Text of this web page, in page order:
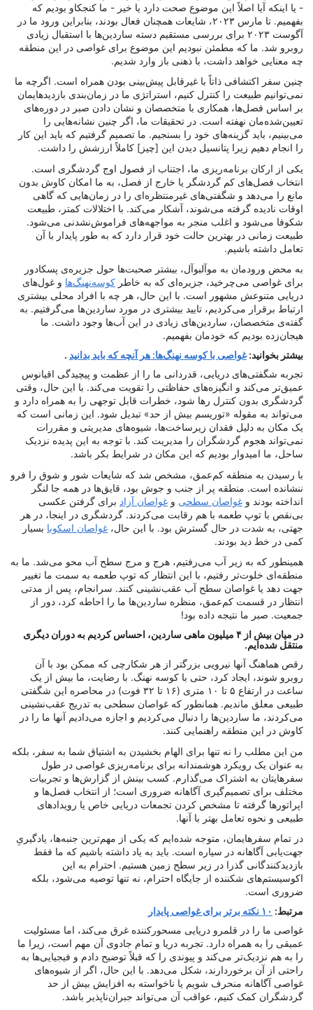
- یا اینکه آیا اصلاً این موضوع صحت دارد یا خیر - ما کنجکاو بودیم که
بفهمیم. تا مارس ۲۰۲۳، شایعات همچنان فعال بودند، بنابراین ورود ما در
آگوست ۲۰۲۳ برای بررسی مستقیم دسته ساردین‌ها با استقبال زیادی
روبرو شد. ما که مطمئن نبودیم این موضوع برای غواصی در این منطقه
چه معنایی خواهد داشت، با ذهنی باز وارد شدیم.
چنین سفر اکتشافی ذاتاً با غیرقابل پیش‌بینی بودن همراه است. اگرچه ما
نمی‌توانیم طبیعت را کنترل کنیم، استراتژی ما در زمان‌بندی بازدیدهایمان
بر اساس فصل‌ها، همکاری با متخصصان و نشان دادن صبر در دوره‌های
تعیین‌شده‌مان نهفته است. در تحقیقات ما، اگر چنین نشانه‌هایی را
می‌بینیم، باید گزینه‌های خود را بسنجیم. ما تصمیم گرفتیم که باید این کار
را انجام دهیم زیرا پتانسیل دیدن این [چیز] کاملاً ارزشش را داشت.
یکی از ارکان برنامه‌ریزی ما، اجتناب از فصول اوج گردشگری است.
انتخاب فصل‌های کم گردشگر یا خارج از فصل، به ما امکان کاوش بدون
مانع را می‌دهد و شگفتی‌های غیرمنتظره‌ای را در زمان‌هایی که گاهی
اوقات نادیده گرفته می‌شوند، آشکار می‌کند. با اختلالات کمتر، طبیعت
شکوفا می‌شود و اغلب منجر به مواجهه‌های فراموش‌نشدنی می‌شود.
طبیعت زمانی در بهترین حالت خود قرار دارد که به طور پایدار با آن
تعامل داشته باشیم.
به محض ورودمان به موآلبوآل، بیشتر صحبت‌ها حول جزیره‌ی پسکادور
برای غواصی می‌چرخید، جزیره‌ای که به خاطر کوسه‌نهنگ‌ها و غول‌های
دریایی متنوعش مشهور است. با این حال، هر چه با افراد محلی بیشتری
ارتباط برقرار می‌کردیم، تایید بیشتری در مورد ساردین‌ها می‌گرفتیم. به
گفته‌ی متخصصان، ساردین‌های زیادی در این آب‌ها وجود داشت. ما
هیجان‌زده بودیم که خودمان بفهمیم.
بیشتر بخوانید:غواصی با کوسه نهنگ‌ها: هر آنچه که باید بدانید .
تجربه شگفتی‌های دریایی، قدردانی ما را از عظمت و پیچیدگی اقیانوس
عمیق‌تر می‌کند و انگیزه‌های حفاظتی را تقویت می‌کند. با این حال، وقتی
گردشگری بدون کنترل رها شود، خطرات قابل توجهی را به همراه دارد و
می‌تواند به مقوله «توریسم بیش از حد» تبدیل شود. این زمانی است که
یک مکان به دلیل فقدان زیرساخت‌ها، شیوه‌های مدیریتی و مقررات
نمی‌تواند هجوم گردشگران را مدیریت کند. با توجه به این پدیده نزدیک
ساحل، ما امیدوار بودیم که این مکان در شرایط بکر باشد.
با رسیدن به منطقه کم‌عمق، مشخص شد که شایعات شور و شوق را فرو
ننشانده است. منطقه پر از جنب و جوش بود، قایق‌ها در همه جا لنگر
انداخته بودند و غواصان سطحی و غواصان آزاد برای گرفتن عکسی
بی‌نقص با توپ طعمه با هم رقابت می‌کردند. گردشگری در اینجا، در هر
جهتی، به شدت در حال گسترش بود. با این حال، غواصان اسکوبا بسیار
کمی در خط دید بودند.
همینطور که به زیر آب می‌رفتیم، هرج و مرج سطح آب محو می‌شد. ما به
منطقه‌ای خلوت‌تر رفتیم، با این انتظار که توپ طعمه به سمت ما تغییر
جهت دهد یا غواصان سطح آب عقب‌نشینی کنند. سرانجام، پس از مدتی
انتظار در قسمت کم‌عمق، منظره ساردین‌ها ما را احاطه کرد، دور از
جمعیت. صبر ما نتیجه داده بود!
در میان بیش از ۴ میلیون ماهی ساردین، احساس کردیم به دوران دیگری
منتقل شده‌ایم.
رقص هماهنگ آنها نیرویی بزرگتر از هر شکارچی که ممکن بود با آن
روبرو شوند، ایجاد کرد، حتی با کوسه نهنگ. با رضایت، ما بیش از یک
ساعت در ارتفاع ۵ تا ۱۰ متری (۱۶ تا ۳۲ فوت) در محاصره این شگفتی
طبیعی معلق ماندیم. همانطور که غواصان سطحی به تدریج عقب‌نشینی
می‌کردند، ما ساردین‌ها را دنبال می‌کردیم و اجازه می‌دادیم آنها ما را در
کاوش در این منطقه راهنمایی کنند.
من این مطلب را نه تنها برای الهام بخشیدن به اشتیاق شما به سفر، بلکه
به عنوان یک رویکرد هوشمندانه برای برنامه‌ریزی غواصی در طول
سفرهایتان به اشتراک می‌گذارم. کسب بینش از گزارش‌ها و تجربیات
مختلف برای تصمیم‌گیری آگاهانه ضروری است؛ از انتخاب فصل‌ها و
اپراتورها گرفته تا مشخص کردن تجمعات دریایی خاص یا رویدادهای
طبیعی و نحوه تعامل بهتر با آنها.
در تمام سفرهایمان، متوجه شده‌ایم که یکی از مهم‌ترین جنبه‌ها، یادگیریِ
جهت‌یابی آگاهانه در سیاره است. باید به یاد داشته باشیم که ما فقط
بازدیدکنندگانی گذرا در زیر سطح زمین هستیم. احترام به این
اکوسیستم‌های شکننده از جایگاه احترام، نه تنها توصیه می‌شود، بلکه
ضروری است.
مرتبط: ۱۰ نکته برتر برای غواصی پایدار
غواصی ما را در قلمرو دریایی مسحورکننده غرق می‌کند، اما مسئولیت
عمیقی را به همراه دارد. تجربه دریا و تمام جادوی آن مهم است، زیرا ما
را به هم نزدیک‌تر می‌کند و پیوندی را که قبلاً توضیح دادم و فیجیایی‌ها به
راحتی از آن برخوردارند، شکل می‌دهد. با این حال، اگر از شیوه‌های
غواصی آگاهانه منحرف شویم یا ناخواسته به افزایش بیش از حد
گردشگران کمک کنیم، عواقب آن می‌تواند جبران‌ناپذیر باشد.